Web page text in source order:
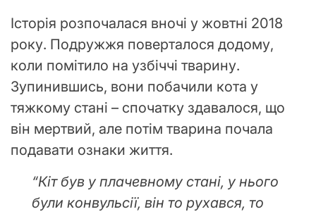
Історія розпочалася вночі у жовтні 2018
року. Подружжя поверталося додому,
коли помітило на узбіччі тварину.
Зупинившись, вони побачили кота у
тяжкому стані – спочатку здавалося, що
він мертвий, але потім тварина почала
подавати ознаки життя.
“Кіт був у плачевному стані, у нього
були конвульсії, він то рухався, то